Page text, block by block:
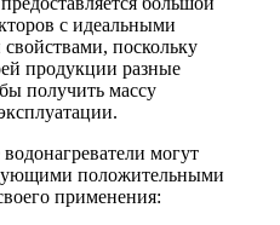
с идеальными
поскольку
продукции разные
получить массу
могут
положительными
применения: